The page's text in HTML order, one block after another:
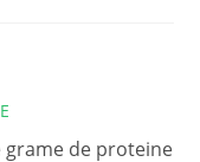
grame de proteine